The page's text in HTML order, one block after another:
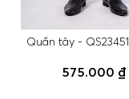
Quần tây - QS23451
575.000 ₫